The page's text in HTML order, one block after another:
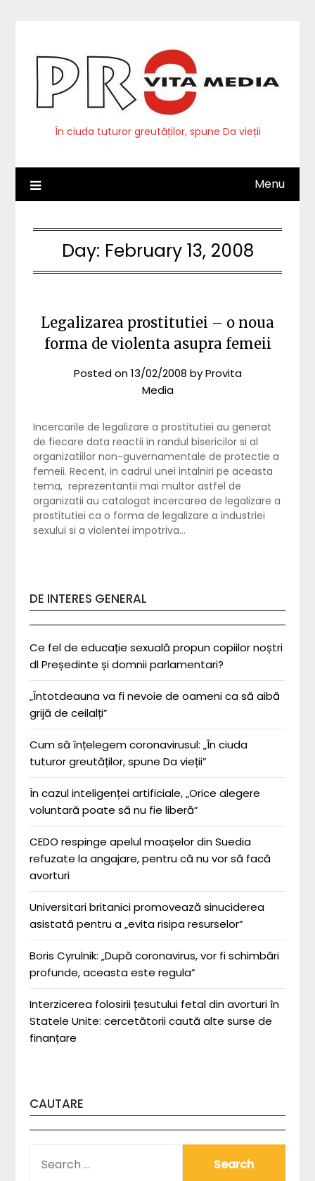
În ciuda tuturor greutăților, spune Da vieții
Menu
Day: February 13, 2008
Legalizarea prostitutiei – o noua
forma de violenta asupra femeii
Posted on13/02/2008 byProvita
Media
Incercarile de legalizare a prostitutiei au generat
de fiecare data reactii in randul bisericilor si al
organizatiilor non-guvernamentale de protectie a
femeii. Recent, in cadrul unei intalniri pe aceasta
tema, reprezentantii mai multor astfel de
organizatii au catalogat incercarea de legalizare a
prostitutiei ca o forma de legalizare a industriei
sexului si a violentei impotriva…
DE INTERES GENERAL
Ce fel de educație sexuală propun copiilor noștri
dl Președinte și domnii parlamentari?
„Întotdeauna va fi nevoie de oameni ca să aibă
grijă de ceilalți”
Cum să înțelegem coronavirusul: „În ciuda
tuturor greutăților, spune Da vieții”
În cazul inteligenței artificiale, „Orice alegere
voluntară poate să nu fie liberă”
CEDO respinge apelul moașelor din Suedia
refuzate la angajare, pentru că nu vor să facă
avorturi
Universitari britanici promovează sinuciderea
asistată pentru a „evita risipa resurselor”
Boris Cyrulnik: „După coronavirus, vor fi schimbări
profunde, aceasta este regula”
Interzicerea folosirii țesutului fetal din avorturi în
Statele Unite: cercetătorii caută alte surse de
finanțare
CAUTARE
FOR: